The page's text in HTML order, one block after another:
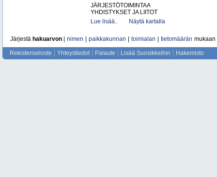
JÄRJESTÖTOIMINTAA
YHDISTYKSET JA LIITOT
Lue lisää..
Näytä kartalla
Järjestä hakuarvon nimen paikkakunnan toimialan tietomäärän mukaan
Rekisteriseloste Yhteystiedot Palaute Lisää Suosikkeihin Hakemisto